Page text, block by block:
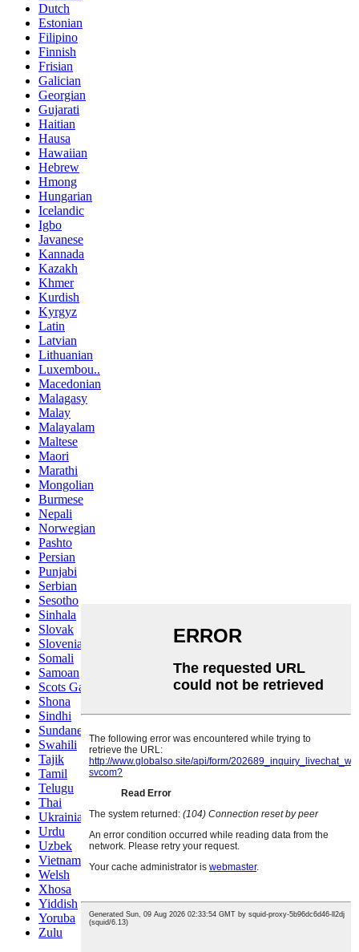
Dutch
Estonian
Filipino
Finnish
Frisian
Galician
Georgian
Gujarati
Haitian
Hausa
Hawaiian
Hebrew
Hmong
Hungarian
Icelandic
Igbo
Javanese
Kannada
Kazakh
Khmer
Kurdish
Kyrgyz
Latin
Latvian
Lithuanian
Luxembou..
Macedonian
Malagasy
Malay
Malayalam
Maltese
Maori
Marathi
Mongolian
Burmese
Nepali
Norwegian
Pashto
Persian
Punjabi
Serbian
Sesotho
Sinhala
Slovak
Slovenian
Somali
Samoan
Scots Gaelic
Shona
Sindhi
Sundanese
Swahili
Tajik
Tamil
Telugu
Thai
Ukrainian
Urdu
Uzbek
Vietnamese
Welsh
Xhosa
Yiddish
Yoruba
Zulu